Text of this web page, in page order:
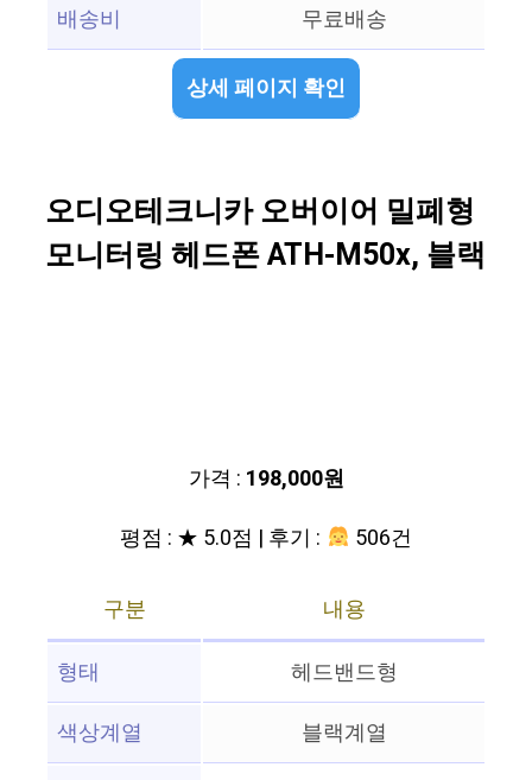
배송비 무료배송
상세 페이지 확인
오디오테크니카 오버이어 밀폐형
모니터링 헤드폰 ATH-M50x, 블랙
가격 : 198,000원
평점 : ★ 5.0점 | 후기 :
506건
구분
내용
형태
헤드밴드형
색상계열
블랙계열